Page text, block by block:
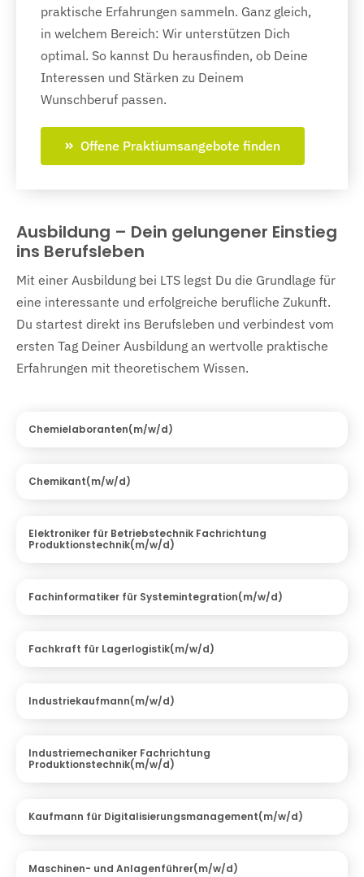
praktische Erfahrungen sammeln. Ganz gleich,
in welchem Bereich: Wir unterstützen Dich
optimal. So kannst Du herausfinden, ob Deine
Interessen und Stärken zu Deinem
Wunschberuf passen.
Offene Praktiumsangebote finden
Ausbildung – Dein gelungener Einstieg
ins Berufsleben
Mit einer Ausbildung bei LTS legst Du die Grundlage für
eine interessante und erfolgreiche berufliche Zukunft.
Du startest direkt ins Berufsleben und verbindest vom
ersten Tag Deiner Ausbildung an wertvolle praktische
Erfahrungen mit theoretischem Wissen.
Chemielaboranten(m/w/d)
Chemikant(m/w/d)
Elektroniker für Betriebstechnik Fachrichtung
Produktionstechnik(m/w/d)
Fachinformatiker für Systemintegration(m/w/d)
Fachkraft für Lagerlogistik(m/w/d)
Industriekaufmann(m/w/d)
Industriemechaniker Fachrichtung
Produktionstechnik(m/w/d)
Kaufmann für Digitalisierungsmanagement(m/w/d)
Maschinen- und Anlagenführer(m/w/d)